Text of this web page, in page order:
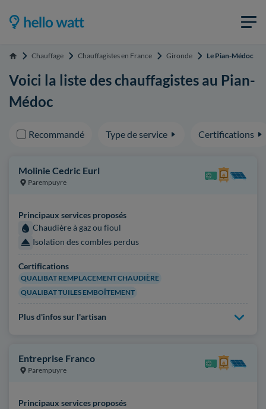
Accueil Chauffage Chauffagistes en France Gironde Le Pian-Médoc
Voici la liste des chauffagistes au Pian-
Médoc
Recommandé Type de service Certifications
Molinie Cedric Eurl
Parempuyre
Principaux services proposés
Chaudière à gaz ou fioul
Isolation des combles perdus
Certifications
QUALIBAT REMPLACEMENT CHAUDIÈRE
QUALIBAT TUILES EMBOÎTEMENT
Plus d'infos sur l'artisan
Entreprise Franco
Parempuyre
Principaux services proposés